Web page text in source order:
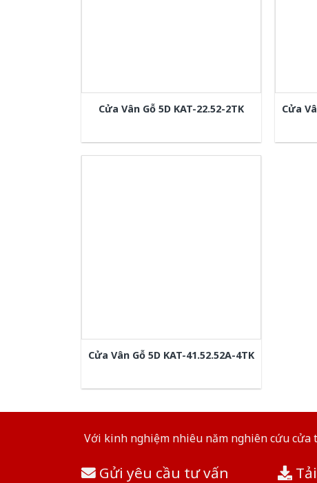
Cửa Vân Gỗ 5D KAT-22.52-2TK Cửa
Cửa Vân Gỗ 5D KAT-41.52.52A-4TK
Với kinh nghiệm nhiêu năm nghiên cứu cửa
Gửi yêu cầu tư vấn